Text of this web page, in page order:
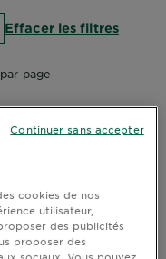
Effacer les filtres
page
cookies de nos
utilisateur,
des publicités
proposer des
sociaux. Vous pouvez
Continuer sans accepter